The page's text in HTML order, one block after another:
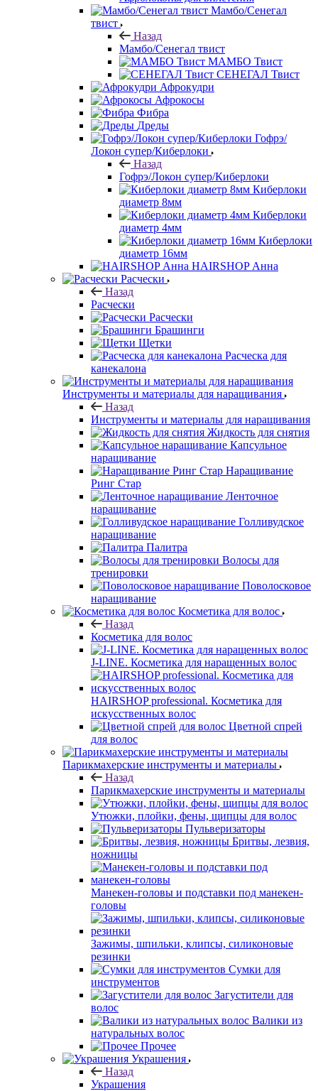
Мамбо/Сенегал
твист
Назад
Мамбо/Сенегал твист
МАМБО Твист
СЕНЕГАЛ Твист
Афрокудри
Афрокосы
Фибра
Дреды
Гофрэ/
Локон супер/Киберлоки
Назад
Гофрэ/Локон супер/Киберлоки
Киберлоки
диаметр 8мм
Киберлоки
диаметр 4мм
Киберлоки
диаметр 16мм
HAIRSHOP Анна
Расчески
Назад
Расчески
Расчески
Брашинги
Щетки
Расческа для
канекалона
Инструменты и материалы для наращивания
Назад
Инструменты и материалы для наращивания
Жидкость для снятия
Капсульное
наращивание
Наращивание
Ринг Стар
Ленточное
наращивание
Голливудское
наращивание
Палитра
Волосы для
тренировки
Поволосковое
наращивание
Косметика для волос
Назад
Косметика для волос
J-LINE. Косметика для наращенных волос
HAIRSHOP professional. Косметика для
искусственных волос
Цветной спрей
для волос
Парикмахерские инструменты и материалы
Назад
Парикмахерские инструменты и материалы
Утюжки, плойки, фены, щипцы для волос
Пульверизаторы
Бритвы, лезвия,
ножницы
Манекен-головы и подставки под манекен-
головы
Зажимы, шпильки, клипсы, силиконовые
резинки
Сумки для
инструментов
Загустители для
волос
Валики из
натуральных волос
Прочее
Украшения
Назад
Украшения